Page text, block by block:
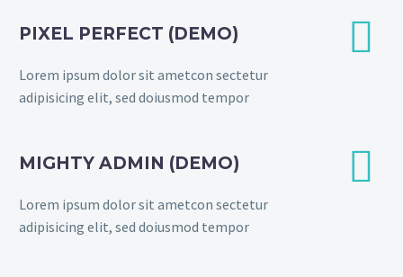
PIXEL PERFECT (DEMO)
Lorem ipsum dolor sit ametcon sectetur
adipisicing elit, sed doiusmod tempor


MIGHTY ADMIN (DEMO)
Lorem ipsum dolor sit ametcon sectetur
adipisicing elit, sed doiusmod tempor

